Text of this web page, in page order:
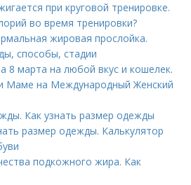
при круговой тренировке.
во время тренировки?
жировая прослойка.
способы, стадии
8 марта на любой вкус и кошелек.
Маме на Международный Женский
Как узнать размер одежды
размер одежды. Калькулятор
подкожного жира. Как